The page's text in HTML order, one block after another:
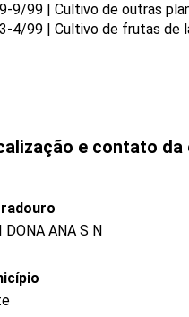
9/99 | Cultivo de outras
4/99 | Cultivo de frutas de
e contato da
DONA ANA S N